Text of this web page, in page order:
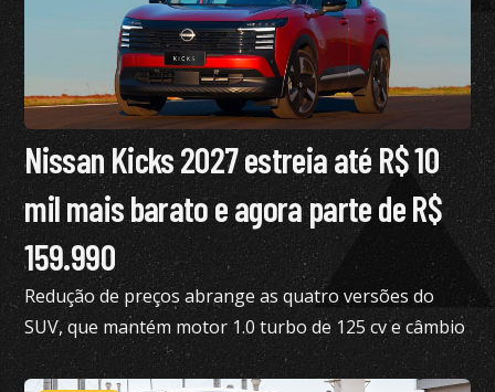
Nissan Kicks 2027 estreia até R$ 10
mil mais barato e agora parte de R$
159.990
Redução de preços abrange as quatro versões do
SUV, que mantém motor 1.0 turbo de 125 cv e câmbio
de dupla embreagem